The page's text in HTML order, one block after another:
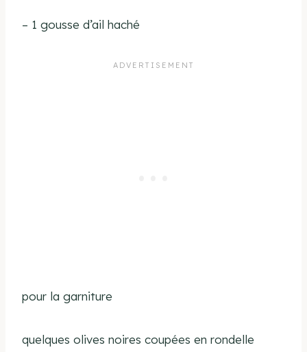
– 1 gousse d’ail haché
pour la garniture
quelques olives noires coupées en rondelle